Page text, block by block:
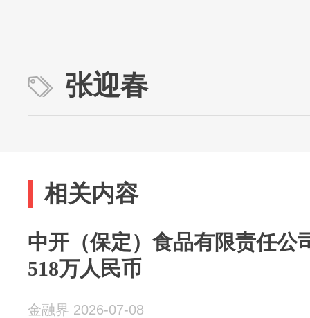
张迎春
相关内容
中开（保定）食品有限责任公
518万人民币
金融界 2026-07-08